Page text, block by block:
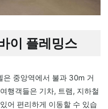
이 플레밍스
은 중앙역에서 불과 30m 거
행객들은 기차, 트램, 지하철
어 편리하게 이동할 수 있습